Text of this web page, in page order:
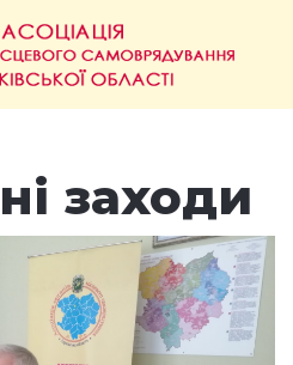
заходи